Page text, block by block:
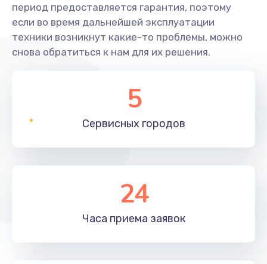
период предоставляется гарантия, поэтому
если во время дальнейшей эксплуатации
техники возникнут какие-то проблемы, можно
снова обратиться к нам для их решения.
5
Сервисных городов
24
Часа приема заявок